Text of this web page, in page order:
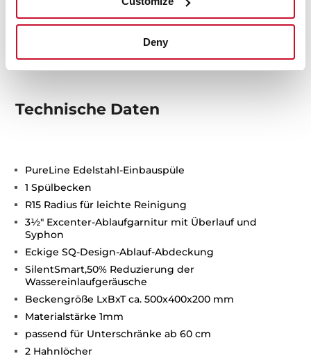
Deny
Technische Daten
PureLine Edelstahl-Einbauspüle
1 Spülbecken
R15 Radius für leichte Reinigung
3½" Excenter-Ablaufgarnitur mit Überlauf und
Syphon
Eckige SQ-Design-Ablauf-Abdeckung
SilentSmart,50% Reduzierung der
Wassereinlaufgeräusche
Beckengröße LxBxT ca. 500x400x200 mm
Materialstärke 1mm
passend für Unterschränke ab 60 cm
2 Hahnlöcher